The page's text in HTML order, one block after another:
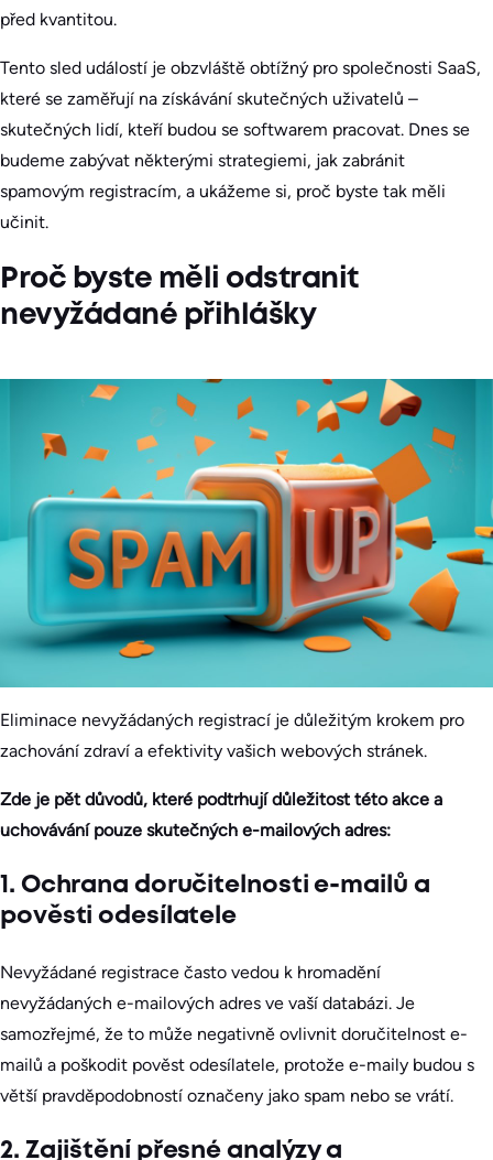
před kvantitou.
Tento sled událostí je obzvláště obtížný pro společnosti SaaS,
které se zaměřují na získávání skutečných uživatelů –
skutečných lidí, kteří budou se softwarem pracovat. Dnes se
budeme zabývat některými strategiemi, jak zabránit
spamovým registracím, a ukážeme si, proč byste tak měli
učinit.
Proč byste měli odstranit
nevyžádané přihlášky
Eliminace nevyžádaných registrací je důležitým krokem pro
zachování zdraví a efektivity vašich webových stránek.
Zde je pět důvodů, které podtrhují důležitost této akce a
uchovávání pouze skutečných e-mailových adres:
1. Ochrana doručitelnosti e-mailů a
pověsti odesílatele
Nevyžádané registrace často vedou k hromadění
nevyžádaných e-mailových adres ve vaší databázi. Je
samozřejmé, že to může negativně ovlivnit doručitelnost e-
mailů a poškodit pověst odesílatele, protože e-maily budou s
větší pravděpodobností označeny jako spam nebo se vrátí.
2. Zajištění přesné analýzy a